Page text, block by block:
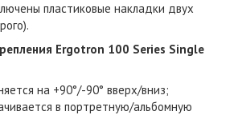
пластиковые накладки двух
Ergotron 100 Series Single
на +90°/-90° вверх/вниз;
в портретную/альбомную